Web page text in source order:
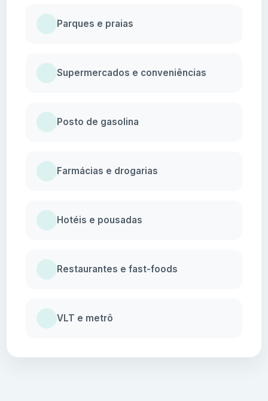
Parques e praias
Supermercados e conveniências
Posto de gasolina
Farmácias e drogarias
Hotéis e pousadas
Restaurantes e fast-foods
VLT e metrô